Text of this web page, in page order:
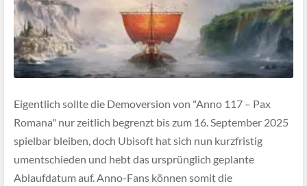
Eigentlich sollte die Demoversion von "Anno 117 – Pax
Romana" nur zeitlich begrenzt bis zum 16. September 2025
spielbar bleiben, doch Ubisoft hat sich nun kurzfristig
umentschieden und hebt das ursprünglich geplante
Ablaufdatum auf. Anno-Fans können somit die